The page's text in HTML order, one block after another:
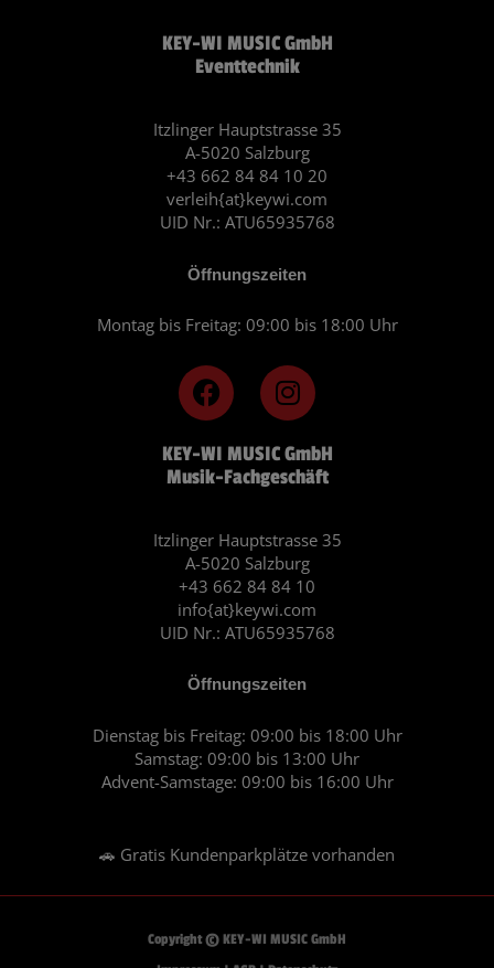
KEY-WI MUSIC GmbH
Musik-Fachgeschäft
Itzlinger Hauptstrasse 35
A-5020 Salzburg
+43 662 84 84 10
info{at}keywi.com
UID Nr.: ATU65935768
Öffnungszeiten
Dienstag bis Freitag: 09:00 bis 18:00 Uhr
Samstag: 09:00 bis 13:00 Uhr
Advent-Samstage: 09:00 bis 16:00 Uhr
🚗 Gratis Kundenparkplätze vorhanden
F
a
c
e
b
o
k
I
n
s
t
a
r
a
m
KEY-WI MUSIC GmbH
Eventtechnik
Itzlinger Hauptstrasse 35
A-5020 Salzburg
+43 662 84 84 10 20
verleih{at}keywi.com
UID Nr.: ATU65935768
Öffnungszeiten
Montag bis Freitag: 09:00 bis 18:00 Uhr
Copyright © KEY-WI MUSIC GmbH